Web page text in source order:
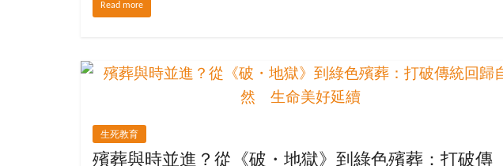
位
銀
髮
的
Read more
生死教育
殯葬與時並進？從《破・地獄》到綠色殯葬：打破傳